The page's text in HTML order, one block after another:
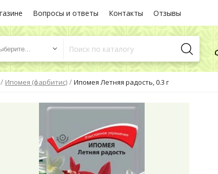
Вопросы и ответы Контакты Отзывы
/ Ипомея (фарбитис) / Ипомея Летняя радость, 0.3 г